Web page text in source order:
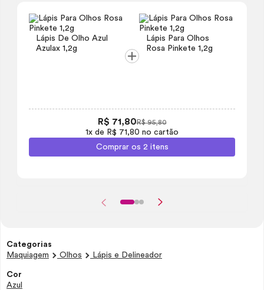
Lápis De Olho Azul
Azulax 1,2g
Lápis Para Olhos
Rosa Pinkete 1,2g
R$ 95,80
R$ 71,80
1x de R$ 71,80 no cartão
Comprar os 2 itens
Categorias
Maquiagem
Olhos Lápis e Delineador
Cor
Azul